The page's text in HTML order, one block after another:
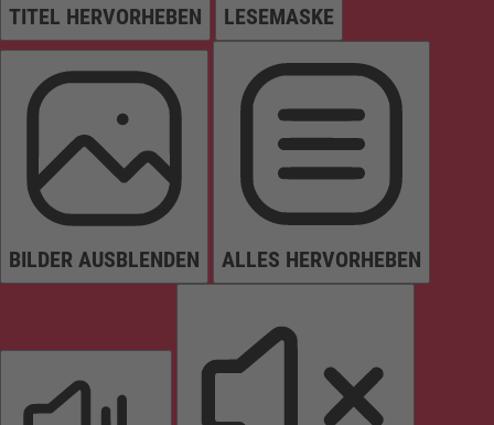
TITEL HERVORHEBEN LESEMASKE
BILDER AUSBLENDEN ALLES HERVORHEBEN